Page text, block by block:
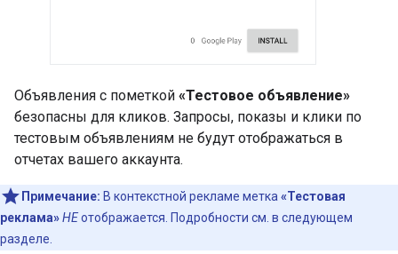
Объявления с пометкой «Тестовое объявление»
безопасны для кликов. Запросы, показы и клики по
тестовым объявлениям не будут отображаться в
отчетах вашего аккаунта.
Примечание: В контекстной рекламе метка «Тестовая
реклама»НЕотображается. Подробности см. в следующем
разделе.